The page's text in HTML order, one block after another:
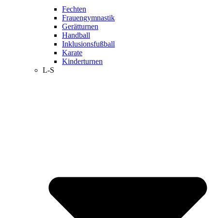
Fechten
Frauengymnastik
Gerätturnen
Handball
Inklusionsfußball
Karate
Kinderturnen
L-S